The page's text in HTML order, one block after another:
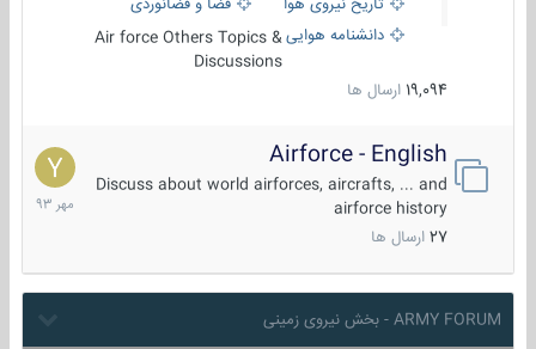
تاریخ نیروی هوایی
فضا و فضانوردی
دانشنامه هواییAir force Others Topics &
Discussions
19,094 ارسال ها
Airforce - English
Discuss about world airforces, aircrafts, ... and
airforce history
27 ارسال ها
15
مهر
1393
ARMY FORUM - بخش نیروی زمینی